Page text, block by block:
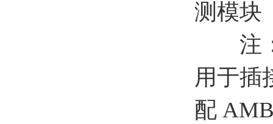
注：
用于插
配